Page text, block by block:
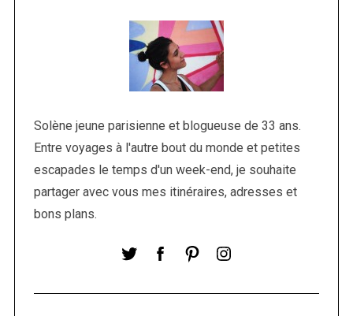
Solène jeune parisienne et blogueuse de 33 ans.
Entre voyages à l'autre bout du monde et petites
escapades le temps d'un week-end, je souhaite
partager avec vous mes itinéraires, adresses et
bons plans.
o
r